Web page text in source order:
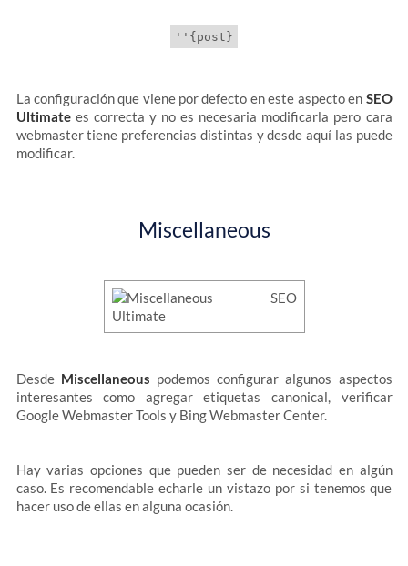
La configuración que viene por defecto en este aspecto en SEO
Ultimatees correcta y no es necesaria modificarla pero cara
webmaster tiene preferencias distintas y desde aquí las puede
modificar.
Miscellaneous
Desde Miscellaneous podemos configurar algunos aspectos
interesantes como agregar etiquetas canonical, verificar
Google Webmaster Tools y Bing Webmaster Center.
Hay varias opciones que pueden ser de necesidad en algún
caso. Es recomendable echarle un vistazo por si tenemos que
hacer uso de ellas en alguna ocasión.